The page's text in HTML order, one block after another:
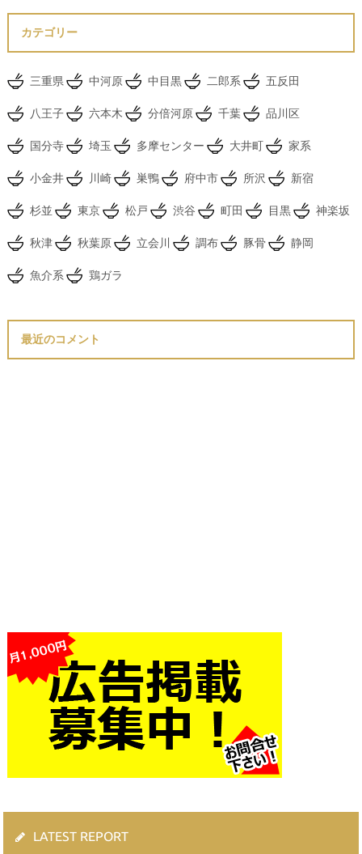
カテゴリー
三重県 中河原 中目黒 二郎系 五反田
八王子 六本木 分倍河原 千葉 品川区
国分寺 埼玉 多摩センター 大井町 家系
小金井 川崎 巣鴨 府中市 所沢 新宿
杉並 東京 松戸 渋谷 町田 目黒 神楽坂
秋津 秋葉原 立会川 調布 豚骨 静岡
魚介系 鶏ガラ
最近のコメント
LATEST REPORT